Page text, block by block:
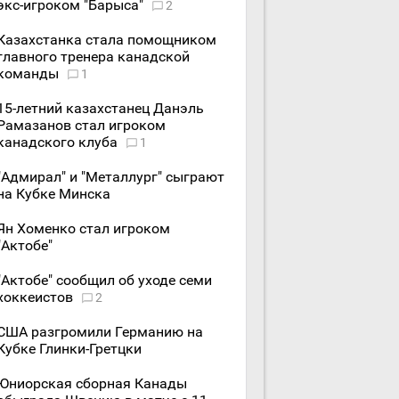
игроком "Барыса"
2
стала помощником
тренера канадской
1
летний казахстанец Данэль
стал игроком
клуба
1
и "Металлург" сыграют
Кубке Минска
Хоменко стал игроком
сообщил об уходе семи
2
разгромили Германию на
Глинки-Гретцки
сборная Канады